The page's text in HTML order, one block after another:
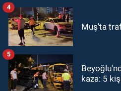
Muş'ta
4
kaza: 5
5